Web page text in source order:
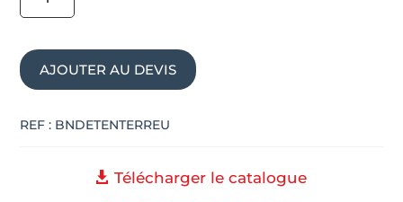
Table
haute
mange
DETENTE
AJOUTER AU DEVIS
REF : BNDETENTERREU
Télécharger le catalogue